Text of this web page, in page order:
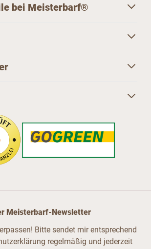
bei Meisterbarf®
Meisterbarf-Newsletter
Bitte sendet mir entsprechend
regelmäßig und jederzeit